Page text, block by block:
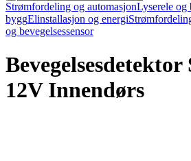
Strømfordeling og automasjonLyserele og
byggElinstallasjon og energi
og bevegelsessensor
12V Innendørs